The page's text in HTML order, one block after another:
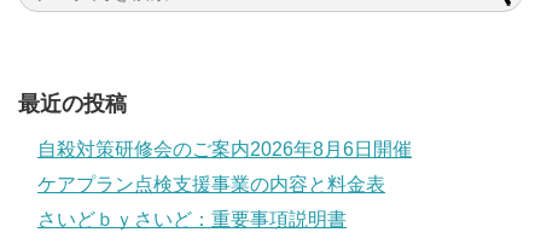
最近の投稿
自殺対策研修会のご案内2026年8月6日開催
ケアプラン点検支援事業の内容と料金表
さいどｂｙさいど：重要事項説明書